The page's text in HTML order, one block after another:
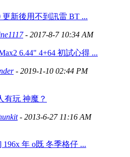
更新後用不到訊雷 BT ...
- 2017-8-7 10:34 AM
6.44" 4+64 初試心得 ...
- 2019-1-10 02:44 PM
有玩 神魔？
- 2013-6-27 11:16 AM
196x 年 o既 冬季格仔 ...